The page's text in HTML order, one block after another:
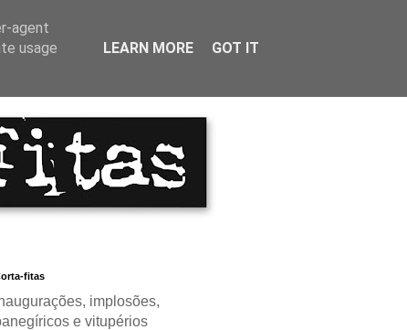
fitas
implosões,
e vitupérios
agent
usage
LEARN MORE GOT IT